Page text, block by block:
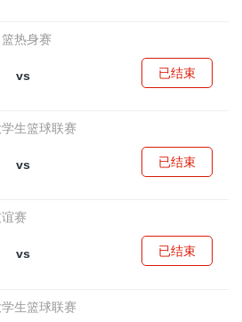
热身赛
vs
已结束
生篮球联赛
vs
已结束
赛
vs
已结束
生篮球联赛